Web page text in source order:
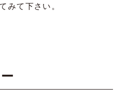
みて下さい。